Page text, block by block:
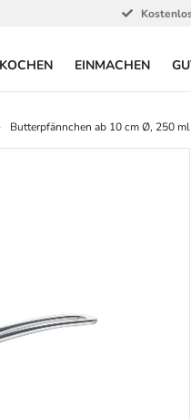
KOCHEN EINMACHEN
Butterpfännchen ab 10 cm Ø, 250 ml